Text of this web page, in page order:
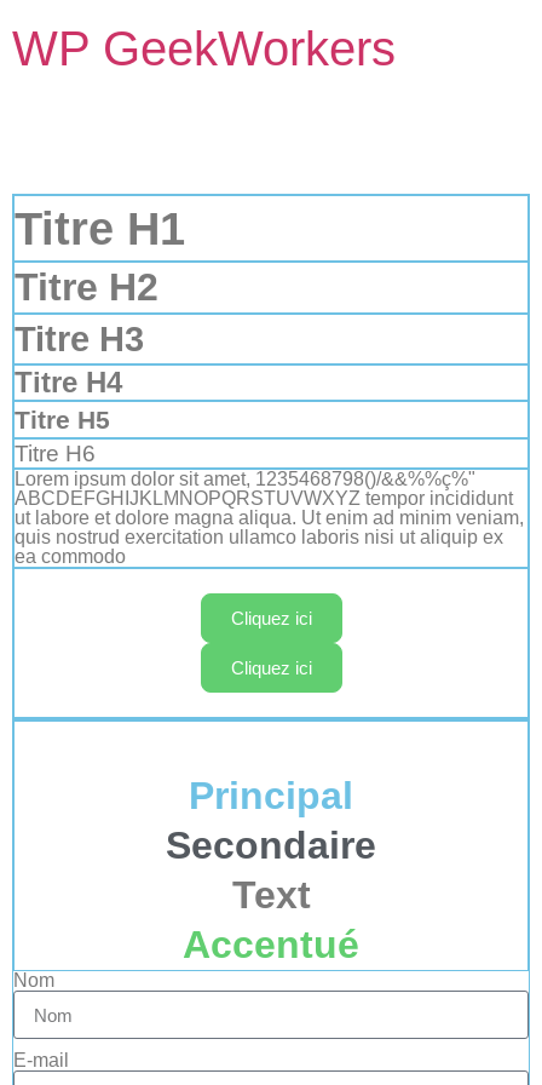
WP GeekWorkers
Titre H1
Titre H2
Titre H3
Titre H4
Titre H5
Titre H6
Lorem ipsum dolor sit amet, 1235468798()/&&%%ç%"
ABCDEFGHIJKLMNOPQRSTUVWXYZ tempor incididunt
ut labore et dolore magna aliqua. Ut enim ad minim veniam,
quis nostrud exercitation ullamco laboris nisi ut aliquip ex
ea commodo
Cliquez ici
Cliquez ici
Principal
Secondaire
Text
Accentué
Nom
E-mail